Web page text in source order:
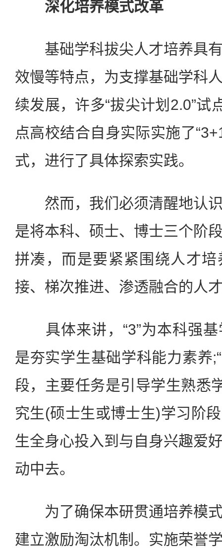
深化培养模式改革
基础学科拔尖人才培养具有
效慢等特点，为支撑基础学科
续发展，许多“拔尖计划2.0”试
点高校结合自身实际实施了
式，进行了具体探索实践。
然而，我们必须清醒地认识
是将本科、硕士、博士三个阶
拼凑，而是要紧紧围绕人才
接、梯次推进、渗透融合的人
具体来讲，“3”为本科强基
是夯实学生基础学科能力素养
段，主要任务是引导学生熟悉
究生(硕士生或博士生)学习阶
生全身心投入到与自身兴趣爱
动中去。
为了确保本研贯通培养模式
建立激励淘汰机制。实施荣誉